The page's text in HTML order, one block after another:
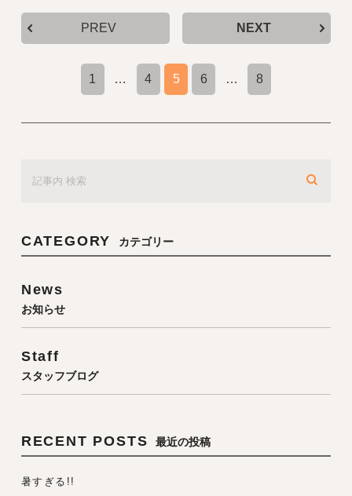
PREV
1 … 4 5 6 … 8
NEXT
CATEGORY カテゴリー
News
お知らせ
Staff
スタッフブログ
RECENT POSTS 最近の投稿
暑すぎる!!